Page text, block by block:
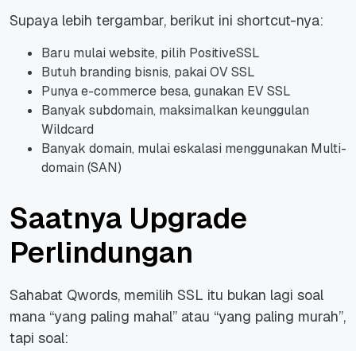
Supaya lebih tergambar, berikut ini shortcut-nya:
Baru mulai website, pilih PositiveSSL
Butuh branding bisnis, pakai OV SSL
Punya e-commerce besa, gunakan EV SSL
Banyak subdomain, maksimalkan keunggulan
Wildcard
Banyak domain, mulai eskalasi menggunakan Multi-
domain (SAN)
Saatnya Upgrade
Perlindungan
Sahabat Qwords, memilih SSL itu bukan lagi soal
mana “yang paling mahal” atau “yang paling murah”,
tapi soal: